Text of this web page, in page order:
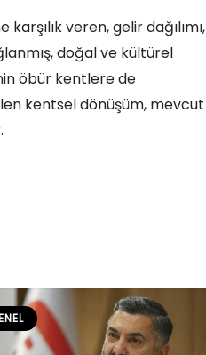
veren, gelir dağılımı,
doğal ve kültürel
öbür kentlere de
kentsel dönüşüm, mevcut